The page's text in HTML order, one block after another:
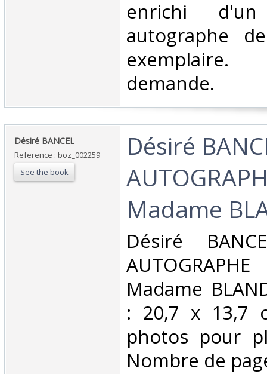
enrichi
autographe
demande.‎
‎Désiré BANCEL‎
Reference : boz_002259
See the book
‎Désiré
Madame
‎Désiré
Madame
: 20,7 x 13,7
photos pour
Nombre de